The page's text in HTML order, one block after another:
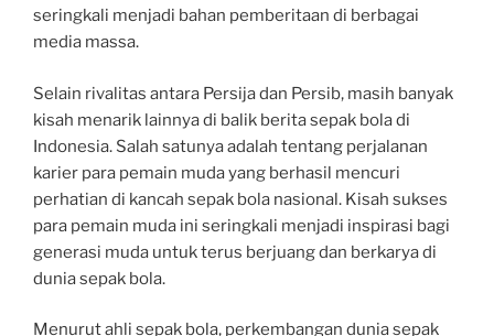
seringkali menjadi bahan pemberitaan di berbagai
media massa.
Selain rivalitas antara Persija dan Persib, masih banyak
kisah menarik lainnya di balik berita sepak bola di
Indonesia. Salah satunya adalah tentang perjalanan
karier para pemain muda yang berhasil mencuri
perhatian di kancah sepak bola nasional. Kisah sukses
para pemain muda ini seringkali menjadi inspirasi bagi
generasi muda untuk terus berjuang dan berkarya di
dunia sepak bola.
Menurut ahli sepak bola, perkembangan dunia sepak